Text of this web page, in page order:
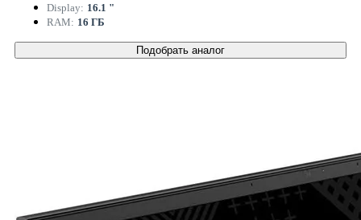
Display: 16.1 "
RAM: 16 ГБ
Подобрать аналог